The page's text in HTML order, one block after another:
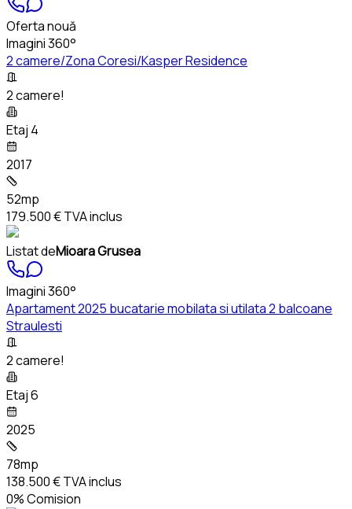
Oferta nouă
Imagini 360°
2 camere/Zona Coresi/Kasper Residence
2 camere!
Etaj 4
2017
52mp
179.500 €TVA inclus
Listat deMioara Grusea
Imagini 360°
Apartament 2025 bucatarie mobilata si utilata 2 balcoane
Straulesti
2 camere!
Etaj 6
2025
78mp
138.500 €TVA inclus
0% Comision